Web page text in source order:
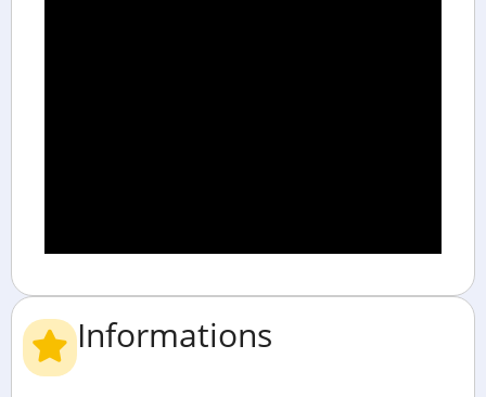
Informations